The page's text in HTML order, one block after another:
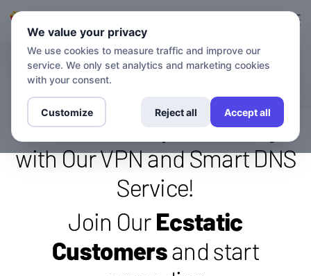
Precios
Access Quality Streaming
with Our VPN and Smart DNS
Service!
Join OurEcstatic
Customersand start
We value your privacy
We use cookies to measure traffic and improve our
service. We only set analytics and marketing cookies
with your consent.
Customize Reject all Accept all